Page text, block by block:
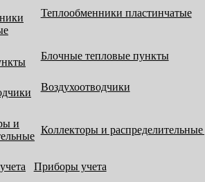
Теплообменники пластинчатые
Блочные тепловые пункты
Воздухоотводчики
Коллекторы и
Приборы учета